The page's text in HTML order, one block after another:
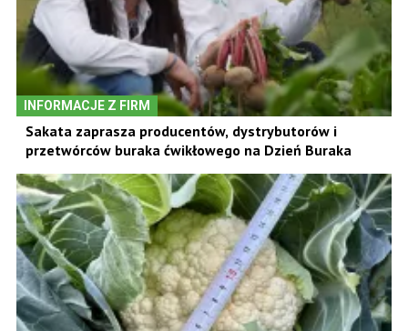
INFORMACJE Z FIRM
Sakata zaprasza producentów, dystrybutorów i
przetwórców buraka ćwikłowego na Dzień Buraka